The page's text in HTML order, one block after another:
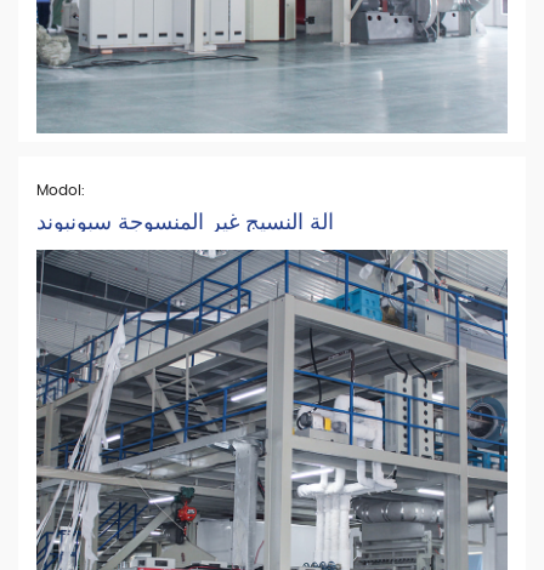
Modol:
آلة النسيج غير المنسوجة سبونبوند